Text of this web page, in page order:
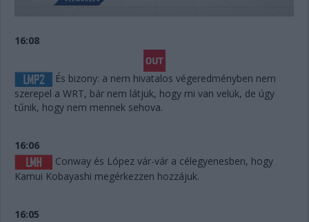
16:08
És bizony: a nem hivatalos végeredményben nem
szerepel a WRT, bár nem látjuk, hogy mi van velük, de úgy
tűnik, hogy nem mennek sehova.
16:06
Conway és López vár-vár a célegyenesben, hogy
Kamui Kobayashi megérkezzen hozzájuk.
16:05